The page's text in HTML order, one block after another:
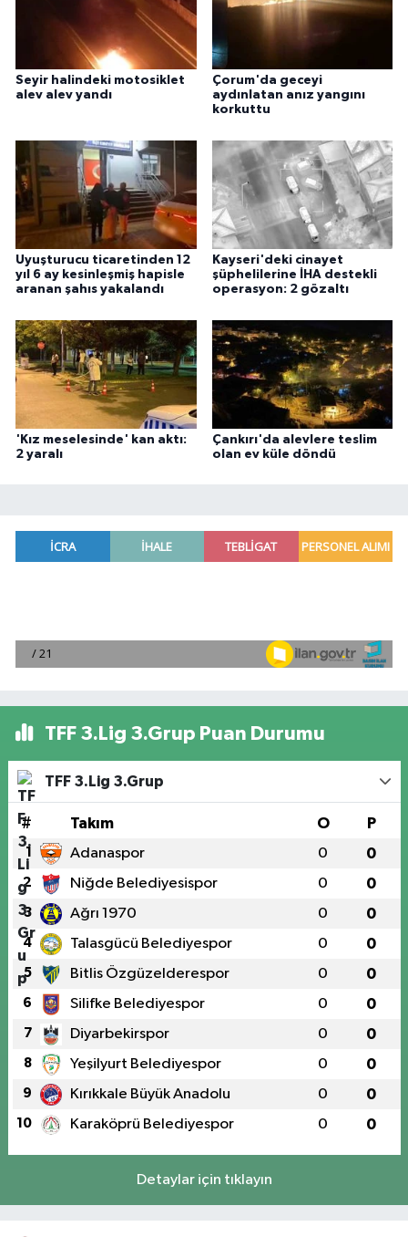
Seyir halindeki motosiklet
alev alev yandı
Çorum'da geceyi
aydınlatan anız yangını
korkuttu
Uyuşturucu ticaretinden 12
yıl 6 ay kesinleşmiş hapisle
aranan şahıs yakalandı
Kayseri'deki cinayet
şüphelilerine İHA destekli
operasyon: 2 gözaltı
'Kız meselesinde' kan aktı:
2 yaralı
Çankırı'da alevlere teslim
olan ev küle döndü
TFF 3.Lig 3.Grup Puan Durumu
TFF 3.Lig 3.Grup
# Takım O P
1 Adanaspor 0 0
2 Niğde Belediyesispor 0 0
3 Ağrı 1970 0 0
4 Talasgücü Belediyespor 0 0
5 Bitlis Özgüzelderespor 0 0
6 Silifke Belediyespor 0 0
7 Diyarbekirspor 0 0
8 Yeşilyurt Belediyespor 0 0
9 Kırıkkale Büyük Anadolu 0 0
10 Karaköprü Belediyespor 0 0
Detaylar için tıklayın